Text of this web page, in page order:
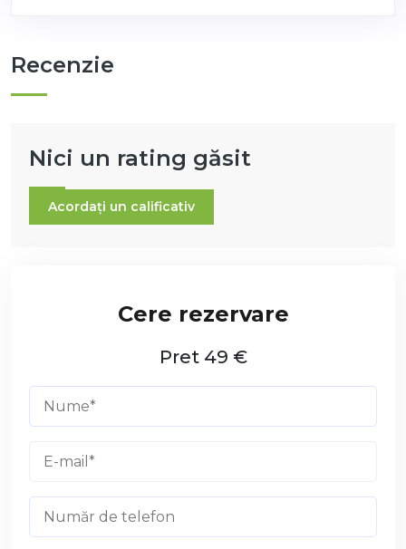
Recenzie
Nici un rating găsit
Acordați un calificativ
Pret 49 €